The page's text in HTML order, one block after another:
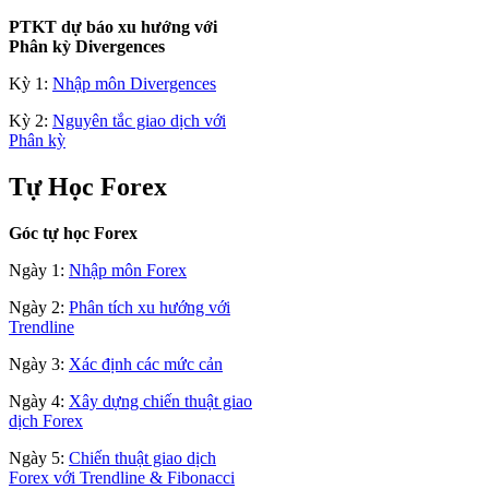
PTKT dự báo xu hướng với
Phân kỳ Divergences
Kỳ 1: Nhập môn Divergences
Kỳ 2: Nguyên tắc giao dịch với
Phân kỳ
Tự Học Forex
Góc tự học Forex
Ngày 1: Nhập môn Forex
Ngày 2: Phân tích xu hướng với
Trendline
Ngày 3: Xác định các mức cản
Ngày 4: Xây dựng chiến thuật giao
dịch Forex
Ngày 5: Chiến thuật giao dịch
Forex với Trendline & Fibonacci